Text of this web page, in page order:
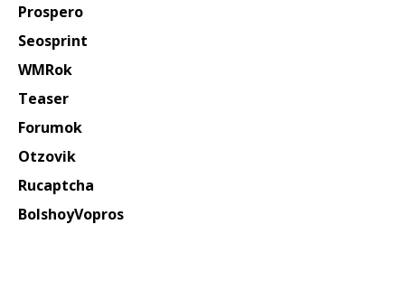
Prospero
Seosprint
WMRok
Teaser
Forumok
Otzovik
Rucaptcha
BolshoyVopros